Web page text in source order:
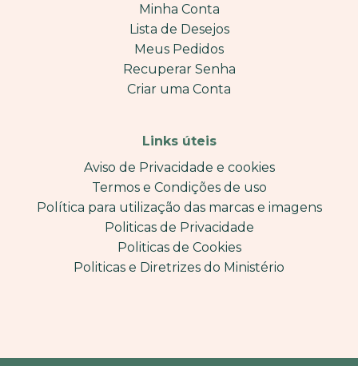
Minha Conta
Lista de Desejos
Meus Pedidos
Recuperar Senha
Criar uma Conta
Links úteis
Aviso de Privacidade e cookies
Termos e Condições de uso
Política para utilização das marcas e imagens
Politicas de Privacidade
Politicas de Cookies
Politicas e Diretrizes do Ministério